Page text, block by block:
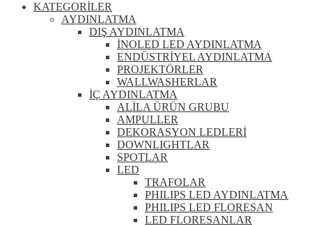
KATEGORİLER
AYDINLATMA
DIŞ AYDINLATMA
İNOLED LED AYDINLATMA
ENDÜSTRİYEL AYDINLATMA
PROJEKTÖRLER
WALLWASHERLAR
İÇ AYDINLATMA
ALİLA ÜRÜN GRUBU
AMPULLER
DEKORASYON LEDLERİ
DOWNLIGHTLAR
SPOTLAR
LED
TRAFOLAR
PHILIPS LED AYDINLATMA
PHILIPS LED FLORESAN
LED FLORESANLAR